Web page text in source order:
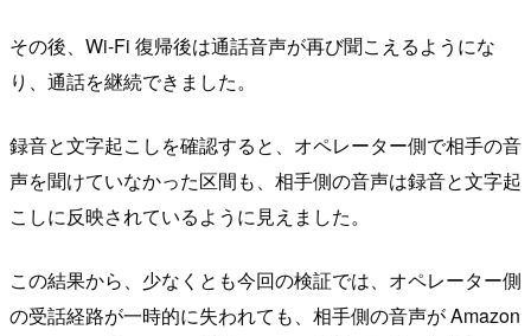
その後、Wi-Fi 復帰後は通話音声が再び聞こえるようにな
り、通話を継続できました。
録音と文字起こしを確認すると、オペレーター側で相手の音
声を聞けていなかった区間も、相手側の音声は録音と文字起
こしに反映されているように見えました。
この結果から、少なくとも今回の検証では、オペレーター側
の受話経路が一時的に失われても、相手側の音声が Amazon